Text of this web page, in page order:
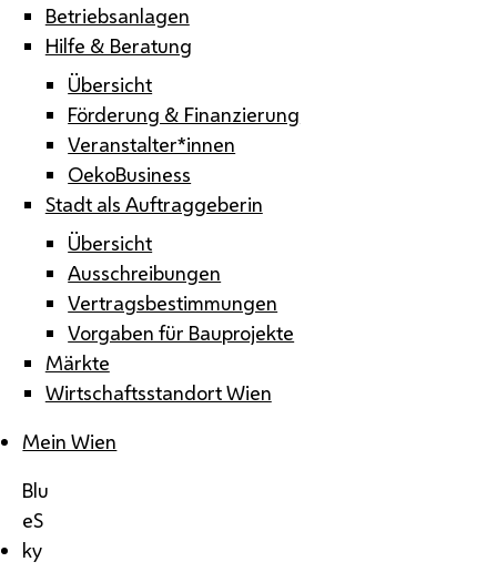
Betriebsanlagen
Hilfe & Beratung
Übersicht
Förderung & Finanzierung
Veranstalter*innen
OekoBusiness
Stadt als Auftraggeberin
Übersicht
Ausschreibungen
Vertragsbestimmungen
Vorgaben für Bauprojekte
Märkte
Wirtschaftsstandort Wien
Mein Wien
Blu
eS
ky